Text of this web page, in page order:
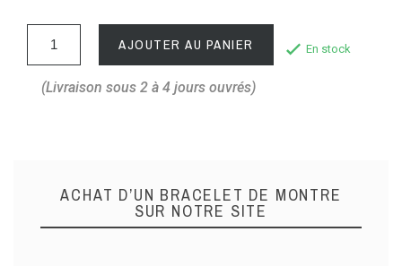
AJOUTER AU PANIER En stock
(Livraison sous 2 à 4 jours ouvrés)
ACHAT D’UN BRACELET DE MONTRE
SUR NOTRE SITE